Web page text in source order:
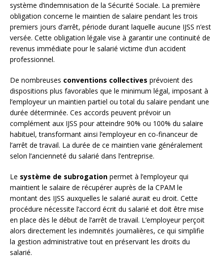
système d’indemnisation de la Sécurité Sociale. La première
obligation concerne le maintien de salaire pendant les trois
premiers jours d’arrêt, période durant laquelle aucune IJSS n’est
versée. Cette obligation légale vise à garantir une continuité de
revenus immédiate pour le salarié victime d’un accident
professionnel.
De nombreuses conventions collectives prévoient des
dispositions plus favorables que le minimum légal, imposant à
l’employeur un maintien partiel ou total du salaire pendant une
durée déterminée. Ces accords peuvent prévoir un
complément aux IJSS pour atteindre 90% ou 100% du salaire
habituel, transformant ainsi l’employeur en co-financeur de
l’arrêt de travail. La durée de ce maintien varie généralement
selon l’ancienneté du salarié dans l’entreprise.
Le système de subrogation permet à l’employeur qui
maintient le salaire de récupérer auprès de la CPAM le
montant des IJSS auxquelles le salarié aurait eu droit. Cette
procédure nécessite l’accord écrit du salarié et doit être mise
en place dès le début de l’arrêt de travail. L’employeur perçoit
alors directement les indemnités journalières, ce qui simplifie
la gestion administrative tout en préservant les droits du
salarié.